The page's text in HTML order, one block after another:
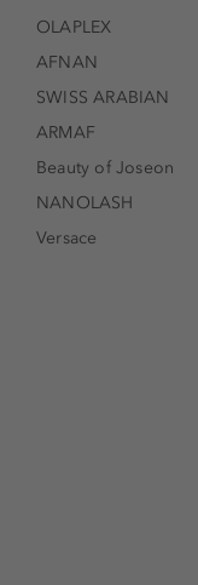
OLAPLEX
AFNAN
SWISS ARABIAN
ARMAF
Beauty of Joseon
NANOLASH
Versace